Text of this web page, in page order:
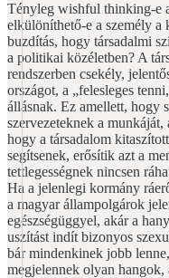
Tényleg wishful thinking-e
elkülöníthető-e a személy
buzdítás, hogy társadalmi
a politikai közéletben? A
rendszerben csekély,
országot, a „felesleges
állásnak. Ez amellett, hogy
szervezeteknek a
hogy a társadalom
segítsenek, erősítik azt a
tettlegességnek nincsen
Ha a jelenlegi kormány
a magyar állampolgárok
egészségüggyel, akár a
uszítást indít bizonyos
bár mindenkinek jobb
megjelennek olyan